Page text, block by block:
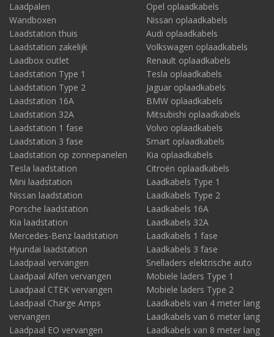
Laadpalen
Wandboxen
Laadstation thuis
Laadstation zakelijk
Laadbox outlet
Laadstation Type 1
Laadstation Type 2
Laadstation 16A
Laadstation 32A
Laadstation 1 fase
Laadstation 3 fase
Laadstation op zonnepanelen
Tesla laadstation
Mini laadstation
Nissan laadstation
Porsche laadstation
Kia laadstation
Mercedes-Benz laadstation
Hyundai laadstation
Laadpaal vervangen
Laadpaal Alfen vervangen
Laadpaal CTEK vervangen
Laadpaal Charge Amps
vervangen
Laadpaal EO vervangen
Opel oplaadkabels
Nissan oplaadkabels
Audi oplaadkabels
Volkswagen oplaadkabels
Renault oplaadkabels
Tesla oplaadkabels
Jaguar oplaadkabels
BMW oplaadkabels
Mitsubishi oplaadkabels
Volvo oplaadkabels
Smart oplaadkabels
Kia oplaadkabels
Citroën oplaadkabels
Laadkabels Type 1
Laadkabels Type 2
Laadkabels 16A
Laadkabels 32A
Laadkabels 1 fase
Laadkabels 3 fase
Snelladers elektrische auto
Mobiele laders Type 1
Mobiele laders Type 2
Laadkabels van 4 meter lang
Laadkabels van 6 meter lang
Laadkabels van 8 meter lang